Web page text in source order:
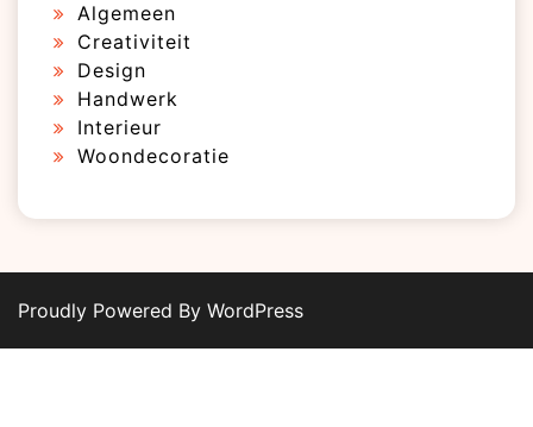
Algemeen
Creativiteit
Design
Handwerk
Interieur
Woondecoratie
Proudly Powered By WordPress